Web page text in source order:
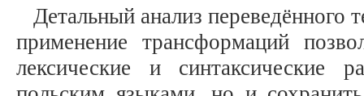
Детальный анализ переведённого
применение трансформаций
лексические и синтаксические